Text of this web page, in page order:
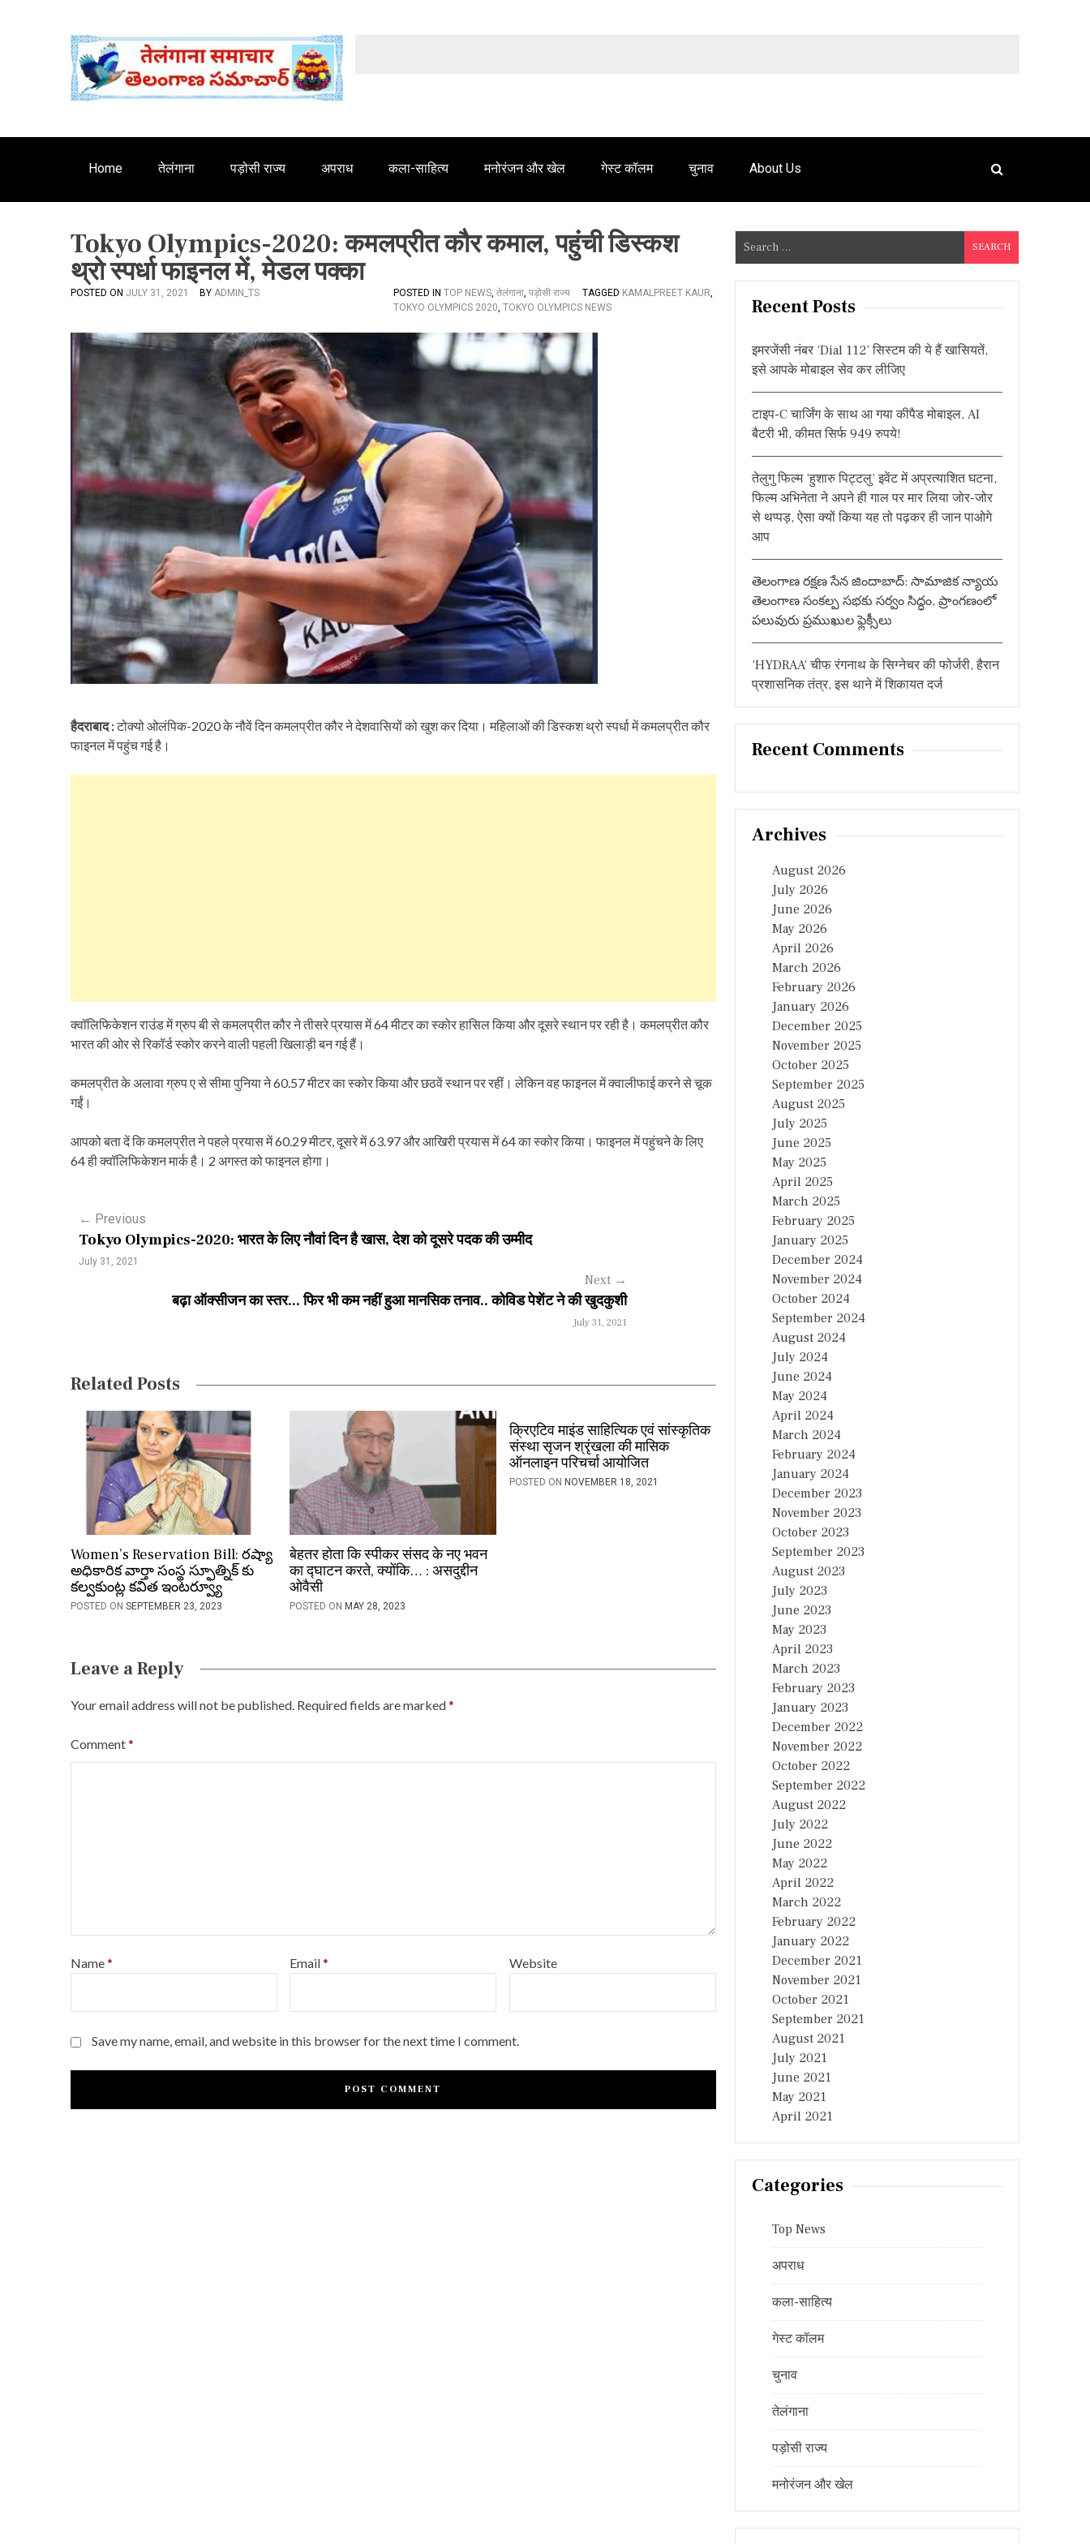
e
Home तेलंगाना पड़ोसी राज्य अपराध कला-साहित्य मनोरंजन और खेल गेस्ट कॉलम चुनाव About Us
Tokyo Olympics-2020: कमलप्रीत कौर कमाल, पहुंची डिस्कश
थ्रो स्पर्धा फाइनल में, मेडल पक्का
POSTED ON JULY 31, 2021 BY ADMIN_TS POSTED IN TOP NEWS, तेलंगाना, पड़ोसी राज्य TAGGED KAMALPREET KAUR,
TOKYO OLYMPICS 2020, TOKYO OLYMPICS NEWS
हैदराबाद :टोक्यो ओलंपिक-2020 के नौवें दिन कमलप्रीत कौर ने देशवासियों को खुश कर दिया। महिलाओं की डिस्कश थ्रो स्पर्धा में कमलप्रीत कौर
फाइनल में पहुंच गई है।
क्वॉलिफिकेशन राउंड में ग्रुप बी से कमलप्रीत कौर ने तीसरे प्रयास में 64 मीटर का स्कोर हासिल किया और दूसरे स्थान पर रही है। कमलप्रीत कौर
भारत की ओर से रिकॉर्ड स्कोर करने वाली पहली खिलाड़ी बन गई हैं।
कमलप्रीत के अलावा ग्रुप ए से सीमा पुनिया ने 60.57 मीटर का स्कोर किया और छठवें स्थान पर रहीं। लेकिन वह फाइनल में क्वालीफाई करने से चूक
गईं।
आपको बता दें कि कमलप्रीत ने पहले प्रयास में 60.29 मीटर, दूसरे में 63.97 और आखिरी प्रयास में 64 का स्कोर किया। फाइनल में पहुंचने के लिए
64 ही क्वॉलिफिकेशन मार्क है। 2 अगस्त को फाइनल होगा।
P
v
i
o
n
← Previous
Tokyo Olympics-2020: भारत के लिए नौवां दिन है खास, देश को दूसरे पदक की उम्मीद
July 31, 2021
Next →
बढ़ा ऑक्सीजन का स्तर... फिर भी कम नहीं हुआ मानसिक तनाव.. कोविड पेशेंट ने की खुदकुशी
July 31, 2021
Related Posts
Women’s Reservation Bill: రష్యా
అధికారిక వార్తా సంస్థ స్ఫూత్నిక్ కు
కల్వకుంట్ల కవిత ఇంటర్వ్యూ
POSTED ON SEPTEMBER 23, 2023
बेहतर होता कि स्पीकर संसद के नए भवन
का द्घाटन करते, क्योंकि… : असदुद्दीन
ओवैसी
POSTED ONMAY 28, 2023
क्रिएटिव माइंड साहित्यिक एवं सांस्कृतिक
संस्था सृजन श्रृंखला की मासिक
ऑनलाइन परिचर्चा आयोजित
POSTED ON NOVEMBER 18, 2021
Leave a Reply
Your email address will not be published. Required fields are marked*
Comment*
Name* Email* Website
Save my name, email, and website in this browser for the next time I comment.
e
a
Recent Posts
इमरजेंसी नंबर ‘Dial 112’ सिस्टम की ये हैं खासियतें,
इसे आपके मोबाइल सेव कर लीजिए
टाइप-C चार्जिंग के साथ आ गया कीपैड मोबाइल, AI
बैटरी भी, कीमत सिर्फ 949 रुपये!
तेलुगु फिल्म ‘हुशारु पिट्टलु’ इवेंट में अप्रत्याशित घटना,
फिल्म अभिनेता ने अपने ही गाल पर मार लिया जोर-जोर
से थप्पड़, ऐसा क्यों किया यह तो पढ़कर ही जान पाओगे
आप
తెలంగాణ రక్షణ సేన జిందాబాద్: సామాజిక న్యాయ
తెలంగాణ సంకల్ప సభకు సర్వం సిద్ధం, ప్రాంగణంలో
పలువురు ప్రముఖుల ఫ్లెక్సీలు
‘HYDRAA’ चीफ रंगनाथ के सिग्नेचर की फोर्जरी, हैरान
प्रशासनिक तंत्र, इस थाने में शिकायत दर्ज
Recent Comments
Archives
August 2026
July 2026
June 2026
May 2026
April 2026
March 2026
February 2026
January 2026
December 2025
November 2025
October 2025
September 2025
August 2025
July 2025
June 2025
May 2025
April 2025
March 2025
February 2025
January 2025
December 2024
November 2024
October 2024
September 2024
August 2024
July 2024
June 2024
May 2024
April 2024
March 2024
February 2024
January 2024
December 2023
November 2023
October 2023
September 2023
August 2023
July 2023
June 2023
May 2023
April 2023
March 2023
February 2023
January 2023
December 2022
November 2022
October 2022
September 2022
August 2022
July 2022
June 2022
May 2022
April 2022
March 2022
February 2022
January 2022
December 2021
November 2021
October 2021
September 2021
August 2021
July 2021
June 2021
May 2021
April 2021
Categories
Top News
अपराध
कला-साहित्य
गेस्ट कॉलम
चुनाव
तेलंगाना
पड़ोसी राज्य
मनोरंजन और खेल